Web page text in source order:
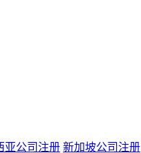
亚公司注册 新加坡公司注册